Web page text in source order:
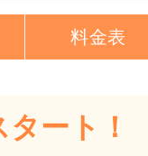
料金表
ート！